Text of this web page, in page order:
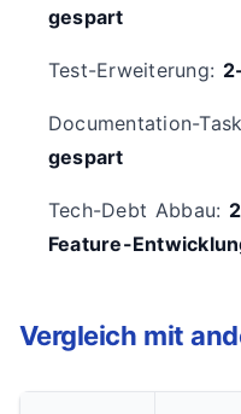
gespart
Test-Erweiterung:
Documentation-
gespart
Tech-Debt Abbau:
Feature-
Vergleich mit